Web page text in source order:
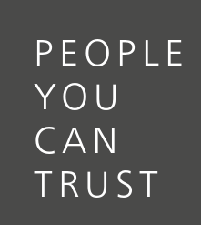
PEOPLE
YOU
CAN
TRUST